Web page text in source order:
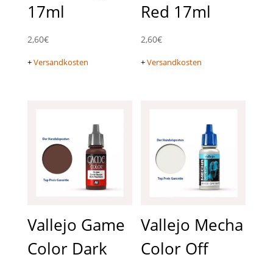
17ml
2,60€
+Versandkosten
Red 17ml
2,60€
+Versandkosten
Vallejo Game
Color Dark
Vallejo Mecha
Color Off